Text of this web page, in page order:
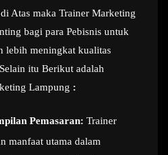
Atas maka Trainer Marketing
bagi para Pebisnis untuk
lebih meningkat kualitas
itu Berikut adalah
Lampung :
Pemasaran: Trainer
manfaat utama dalam